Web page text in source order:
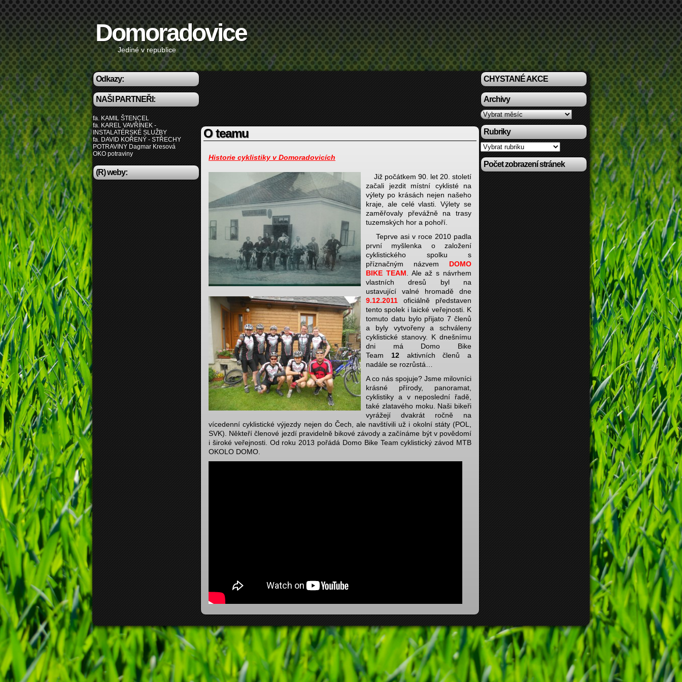
Domoradovice
Jediné v republice
Odkazy:
NAŠI PARTNEŘI:
fa. KAMIL ŠTENCEL
fa. KAREL VAVŘÍNEK -
INSTALATÉRSKÉ SLUŽBY
fa. DAVID KOŘENÝ - STŘECHY
POTRAVINY Dagmar Kresová
OKO potraviny
(R) weby:
O teamu
Historie cyklistiky v Domoradovicích
Již počátkem 90. let 20. století
začali jezdit místní cyklisté na
výlety po krásách nejen našeho
kraje, ale celé vlasti. Výlety se
zaměřovaly převážně na trasy
tuzemských hor a pohoří.
Teprve asi v roce 2010 padla
první myšlenka o založení
cyklistického spolku s
příznačným názvem
DOMO
BIKE TEAM . Ale až s návrhem
vlastních dresů byl na
ustavující valné hromadě dne
9.12.2011
oficiálně představen
tento spolek i laické veřejnosti. K
tomuto datu bylo přijato 7 členů
a byly vytvořeny a schváleny
cyklistické stanovy. K dnešnímu
dni má Domo Bike
Team 12aktivních členů a
nadále se rozrůstá…
A co nás spojuje? Jsme milovníci
krásné přírody, panoramat,
cyklistiky a v neposlední řadě,
také zlatavého moku. Naši bikeři
vyrážejí dvakrát ročně na
vícedenní cyklistické výjezdy nejen do Čech, ale navštívili už i okolní státy (POL,
SVK). Někteří členové jezdí pravidelně bikové závody a začínáme být v povědomí
i široké veřejnosti. Od roku 2013 pořádá Domo Bike Team cyklistický závod MTB
OKOLO DOMO.
CHYSTANÉ AKCE
Archivy
Archivy
Rubriky
Rubriky
Počet zobrazení stránek